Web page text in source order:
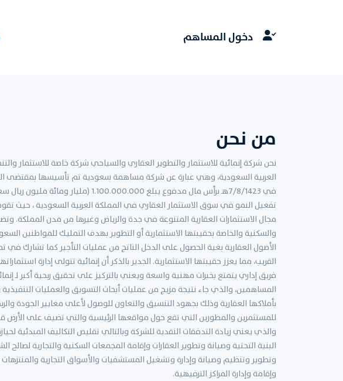
دخول المساهم
من نحن
نحن شركة إنمائية للاستثمار والتطوير العقاري والسياحي شركة خاصة للاستثمار
في 7/8/1423هـ برأس مال مدفوع يبلغ
تفعيل النمو في سوق الاستثمار العقاري في المملكة العربية السعودية ،
مجال الاستثمارات العقارية المتنوعة في جدة والرياض وغيرها من مدن المملكة.
والسكنية والخاصة بحقيبتها الاستثمارية أو التطوير بهدف التمليك للمواطنين
الأصول العقارية بغية الحصول على الدخل الناتج من عمليات التأجير كما تشارك
القريب، مما يعزز حقيبتها الاستثمارية. الجدير بالذكر أن إنمائية تتولى إدارة
فريق إداري يتمتع بخبرات مهنية واسعة ويعني بالتركيز على تحقيق ربحية أكبر لـ
المساهمين، والذي جاء نتيجة مزيج من عمليات أبحاث التسويق والعمليات التنفيذية
بأملاكها العقارية وذلك بجهود التنسيق والتعاون للوصول لأعلى معايير الجودة
للمستثمرين والمطورين التي تقع حول مواقعها الرئيسية والتي تضيف على الأرض
والذي يعني زيادة التدفقات النقدية للشركة وبالتالي تقليص التكاليف المبدئية
البنية التحتية وصيانة وتطوير العقارات وإقامة المجمعات السكنية والتجارية
وتطوير وتنظيم وصيانة وإدارة وتشغيل المستشفيات والأسواق التجارية
وإقامة وإدارة المراكز الترفيهية.